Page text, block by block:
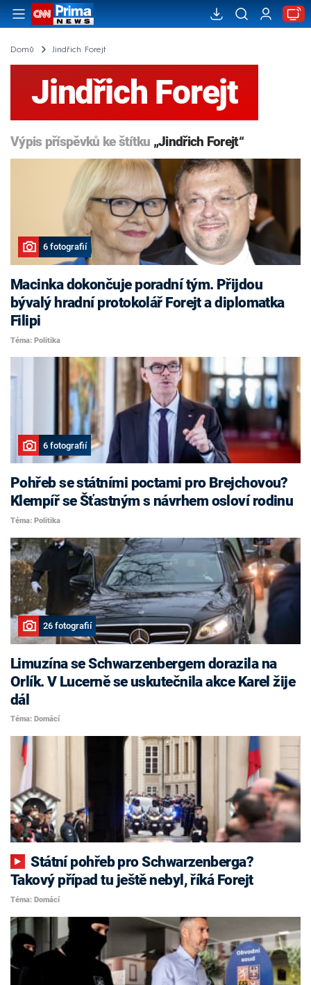
Domů Jindřich Forejt
Jindřich Forejt
Výpis příspěvků ke štítku „Jindřich Forejt“
6 fotografií
Macinka dokončuje poradní tým. Přijdou
bývalý hradní protokolář Forejt a diplomatka
Filipi
Téma: Politika
6 fotografií
Pohřeb se státními poctami pro Brejchovou?
Klempíř se Šťastným s návrhem osloví rodinu
Téma: Politika
26 fotografií
Limuzína se Schwarzenbergem dorazila na
Orlík. V Lucerně se uskutečnila akce Karel žije
dál
Téma: Domácí
Státní pohřeb pro Schwarzenberga?
Takový případ tu ještě nebyl, říká Forejt
Téma: Domácí